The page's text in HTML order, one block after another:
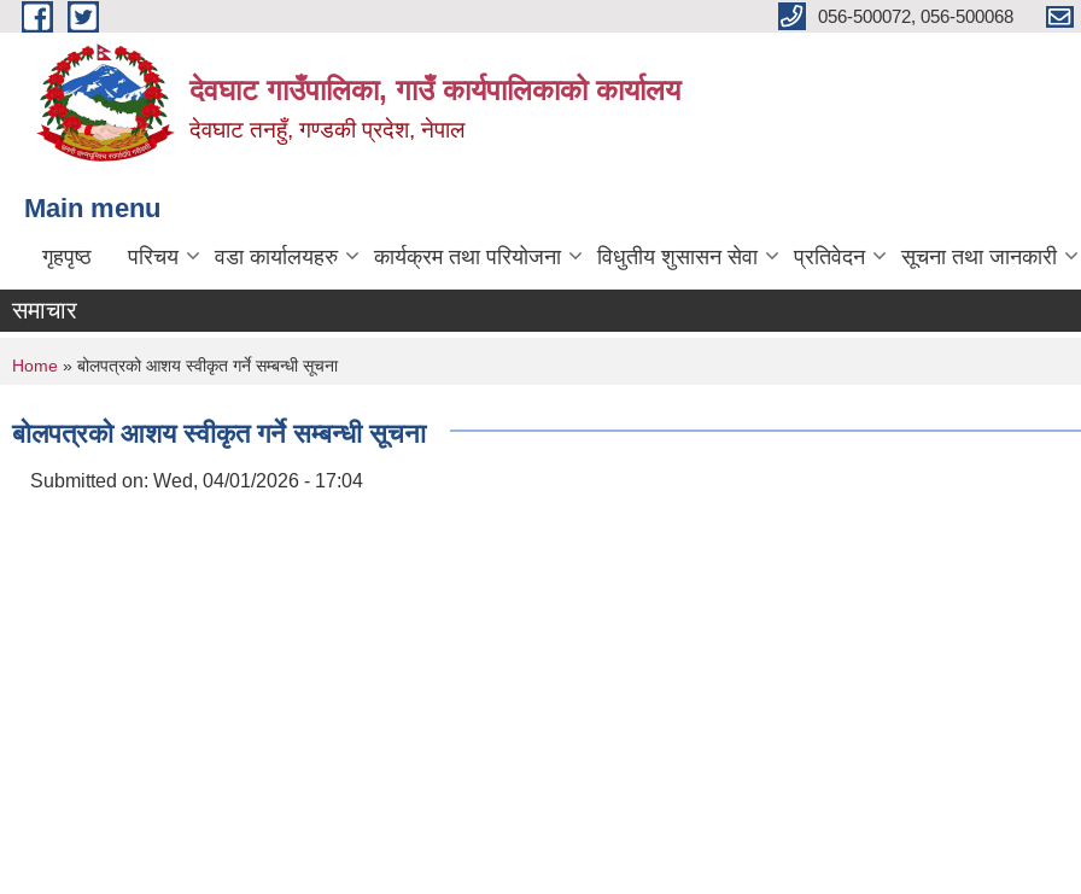
Skip to main content 056-500072, 056-500068
देवघाट गाउँपालिका, गाउँ कार्यपालिकाको कार्यालय
देवघाट तनहुँ, गण्डकी प्रदेश, नेपाल
Main menu
गृहपृष्ठ परिचय वडा कार्यालयहरु कार्यक्रम तथा परियोजना विधुतीय शुसासन सेवा प्रतिवेदन सूचना तथा जानकारी
समाचार
You are here
Home » बोलपत्रको आशय स्वीकृत गर्ने सम्बन्धी सूचना
बोलपत्रको आशय स्वीकृत गर्ने सम्बन्धी सूचना
Submitted on: Wed, 04/01/2026 - 17:04